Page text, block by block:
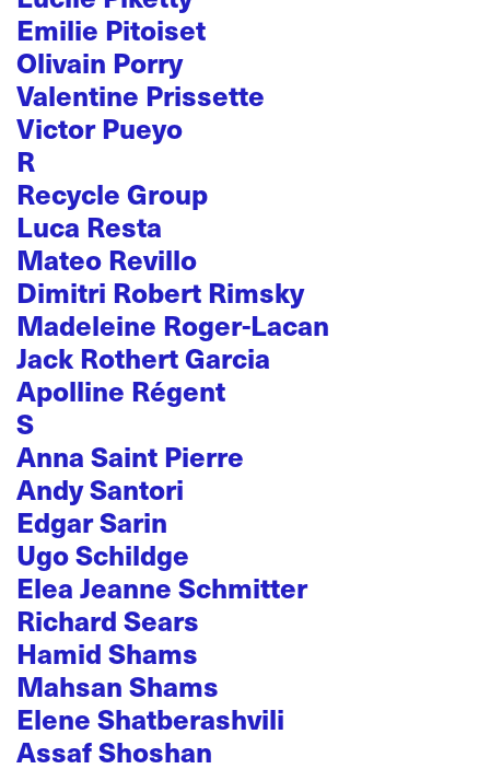
Emilie Pitoiset
Olivain Porry
Valentine Prissette
Victor Pueyo
R
Recycle Group
Luca Resta
Mateo Revillo
Dimitri Robert Rimsky
Madeleine Roger-Lacan
Jack Rothert Garcia
Apolline Régent
S
Anna Saint Pierre
Andy Santori
Edgar Sarin
Ugo Schildge
Elea Jeanne Schmitter
Richard Sears
Hamid Shams
Mahsan Shams
Elene Shatberashvili
Assaf Shoshan